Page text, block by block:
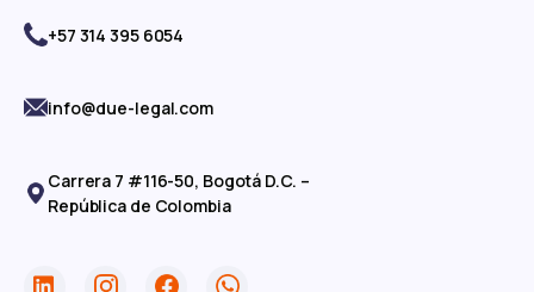
+57 314 395 6054
info@due-legal.com
Carrera 7 #116-50, Bogotá D.C. –
República de Colombia